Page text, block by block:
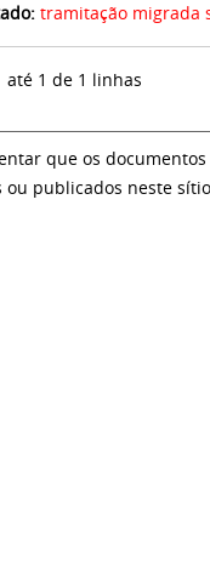
tramitação migrada
até 1 de 1 linhas
que os
ou publicados neste